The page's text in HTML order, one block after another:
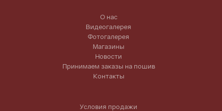
О нас
Видеогалерея
Фотогалерея
Магазины
Новости
Принимаем заказы на пошив
Контакты
Условия продажи